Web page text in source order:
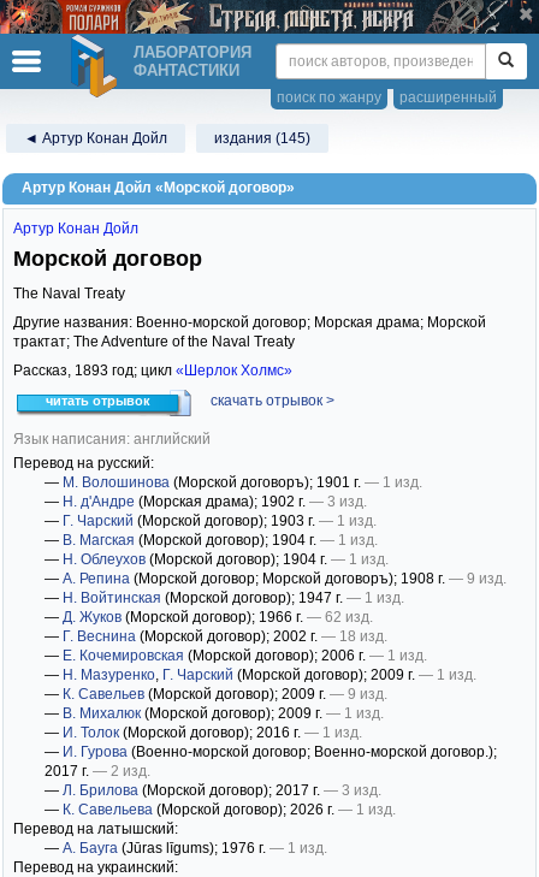
ЛАБОРАТОРИЯ
ФАНТАСТИКИ
расширенный
поиск по жанру
◄ Артур Конан Дойл издания (145)
Артур Конан Дойл «Морской договор»
Артур Конан Дойл
Морской договор
The Naval Treaty
Другие названия: Военно-морской договор; Морская драма; Морской
трактат; The Adventure of the Naval Treaty
Рассказ, 1893 год; цикл «Шерлок Холмс»
читать отрывок скачать отрывок >
Язык написания: английский
Перевод на русский:
— М. Волошинова (Морской договоръ); 1901 г. — 1 изд.
— Н. д'Андре (Морская драма); 1902 г. — 3 изд.
— Г. Чарский (Морской договор); 1903 г. — 1 изд.
— В. Магская (Морской договор); 1904 г. — 1 изд.
— Н. Облеухов (Морской договор); 1904 г. — 1 изд.
— А. Репина (Морской договор; Морской договоръ); 1908 г. — 9 изд.
— Н. Войтинская (Морской договор); 1947 г. — 1 изд.
— Д. Жуков (Морской договор); 1966 г. — 62 изд.
— Г. Веснина (Морской договор); 2002 г. — 18 изд.
— Е. Кочемировская (Морской договор); 2006 г. — 1 изд.
— Н. Мазуренко, Г. Чарский (Морской договор); 2009 г. — 1 изд.
— К. Савельев (Морской договор); 2009 г. — 9 изд.
— В. Михалюк (Морской договор); 2009 г. — 1 изд.
— И. Толок (Морской договор); 2016 г. — 1 изд.
— И. Гурова (Военно-морской договор; Военно-морской договор.);
2017 г. — 2 изд.
— Л. Брилова (Морской договор); 2017 г. — 3 изд.
— К. Савельева (Морской договор); 2026 г. — 1 изд.
Перевод на латышский:
— А. Бауга (Jūras līgums); 1976 г. — 1 изд.
Перевод на украинский: